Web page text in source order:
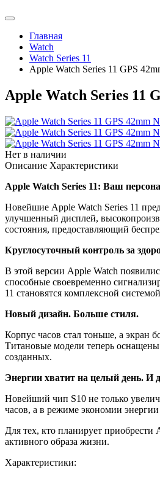
Главная
Watch
Watch Series 11
Apple Watch Series 11 GPS
Apple Watch Series 11
Нет в наличии
Описание Характеристики
Apple Watch Series 11: Ваш
Новейшие Apple Watch Series 11
улучшенный дисплей,
состояния, предоставляющий
Круглосуточный контроль за
В этой версии Apple Watch
способные своевременно
11 становятся комплексной
Новый дизайн. Больше стиля.
Корпус часов стал тоньше, а экран
Титановые модели теперь
созданных.
Энергии хватит на целый день. И
Новейший чип S10 не только
часов, а в режиме экономии энергии
Для тех, кто планирует
активного образа жизни.
Характеристики: